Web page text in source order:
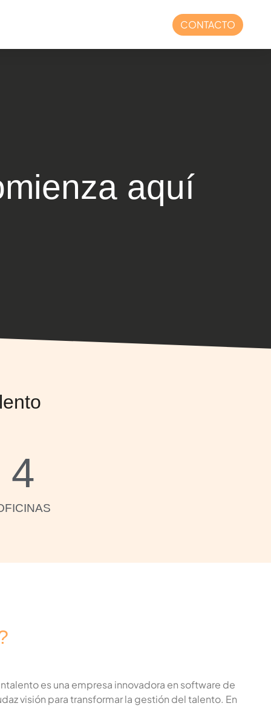
conocimientos, sus aptitudes conductuales y
técnicas.
candidatos utilizando la multidifusión en el
software de reclutamiento Softy.
CONTACTO
aquí
4
es una empresa innovadora en software de
visión para transformar la gestión del talento. En